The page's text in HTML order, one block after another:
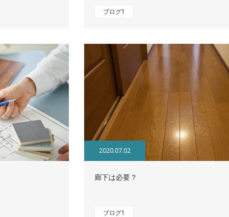
ブログ1
2020.07.02
廊下は必要？
ブログ1